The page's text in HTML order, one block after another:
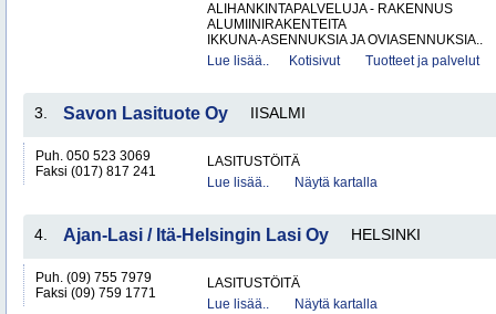
ALIHANKINTAPALVELUJA - RAKENNUS
ALUMIINIRAKENTEITA
IKKUNA-ASENNUKSIA JA OVIASENNUKSIA..
Lue lisää..
Kotisivut Tuotteet ja palvelut
3. Savon Lasituote Oy IISALMI
Puh. 050 523 3069
Faksi (017) 817 241
LASITUSTÖITÄ
Lue lisää..
Näytä kartalla
4. Ajan-Lasi / Itä-Helsingin Lasi Oy HELSINKI
Puh. (09) 755 7979
Faksi (09) 759 1771
LASITUSTÖITÄ
Lue lisää..
Näytä kartalla